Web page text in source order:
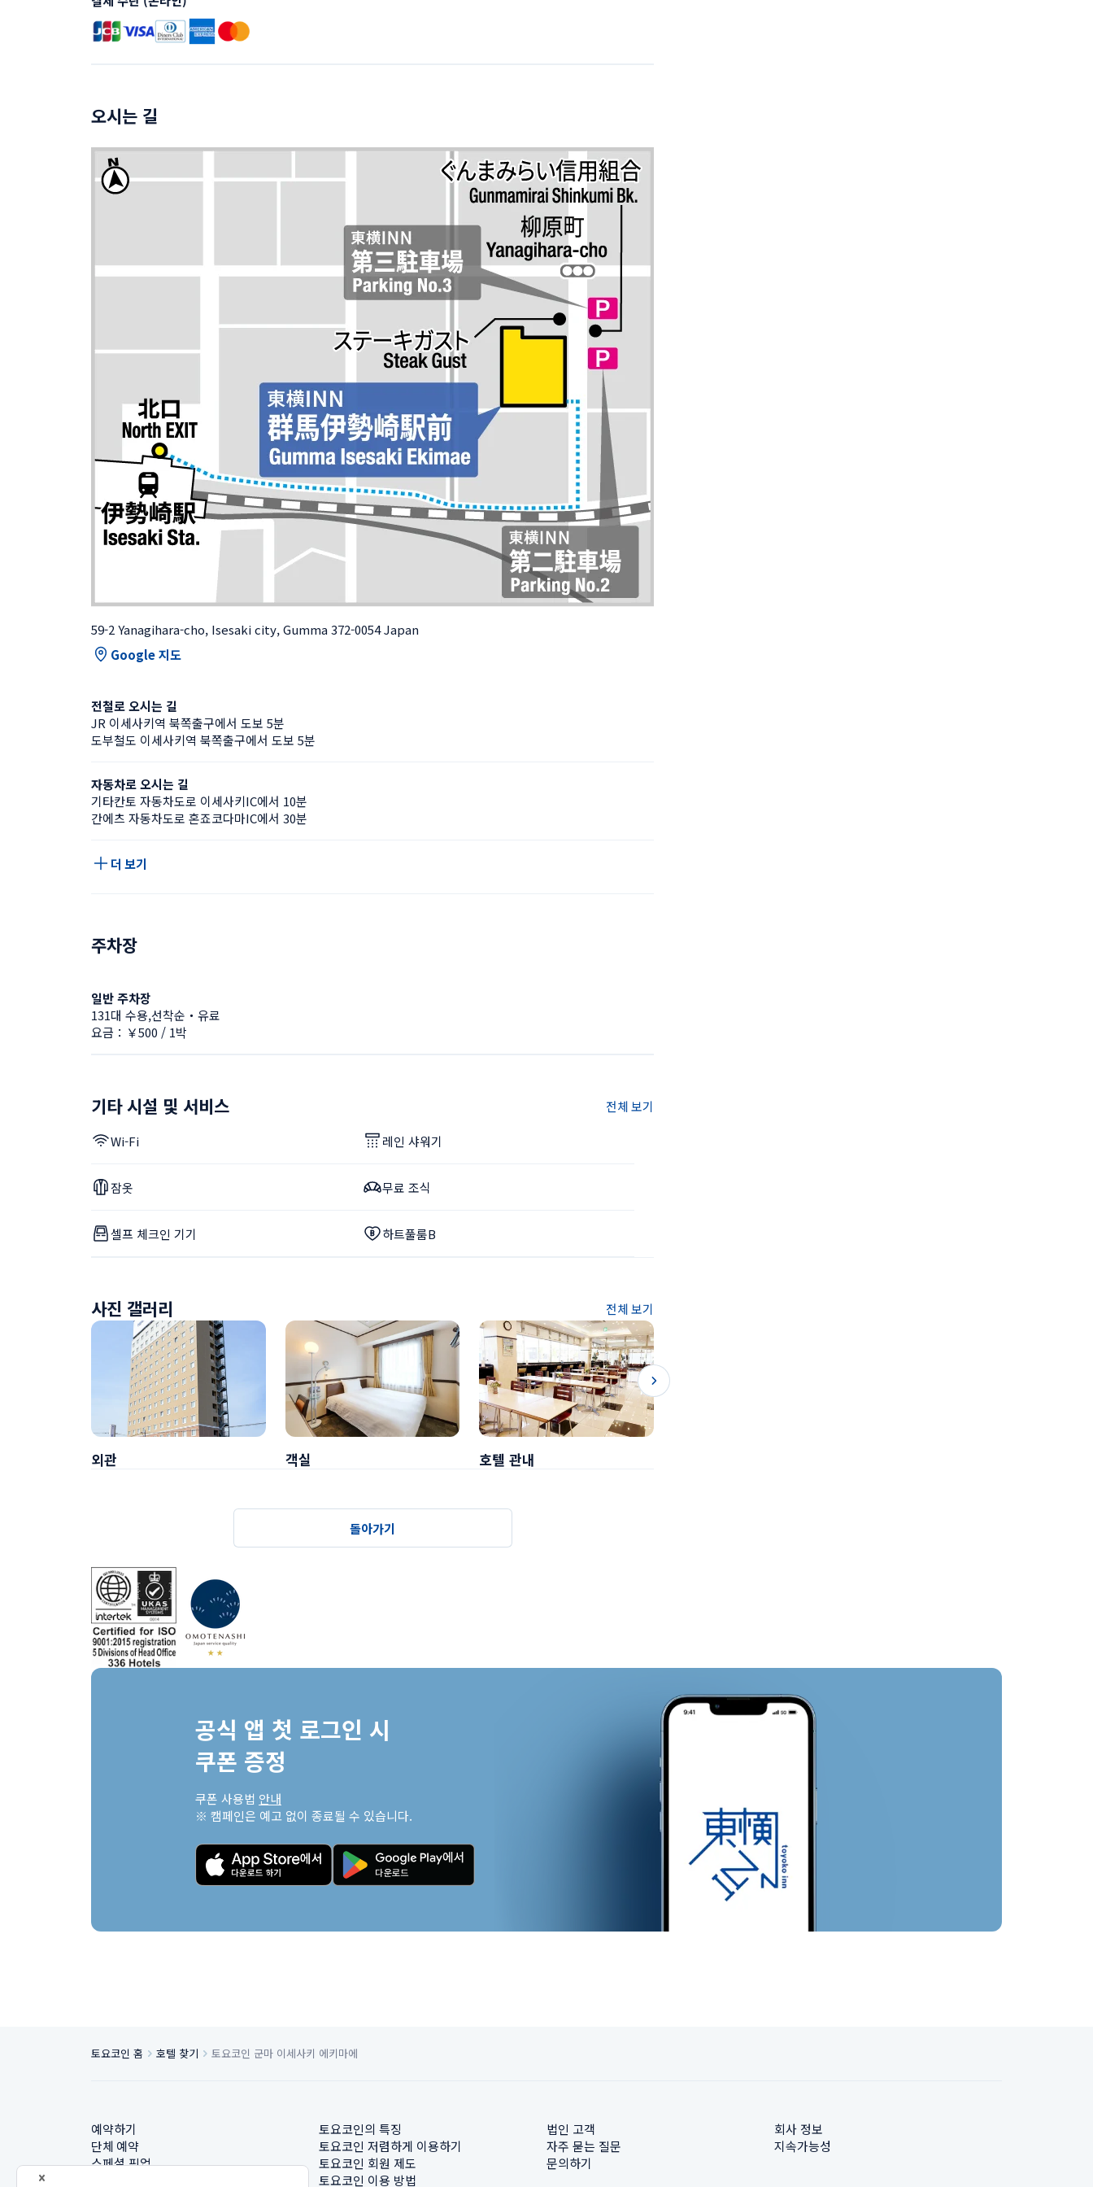
오시는 길
59-2 Yanagihara-cho, Isesaki city, Gumma 372-0054 Japan
Google 지도
전철로 오시는 길
JR 이세사키역 북쪽출구에서 도보 5분
도부철도 이세사키역 북쪽출구에서 도보 5분
자동차로 오시는 길
기타칸토 자동차도로 이세사키IC에서 10분
간에츠 자동차도로 혼죠코다마IC에서 30분
더 보기
주차장
일반 주차장
131대 수용,선착순・유료
요금：￥500 / 1박
기타 시설 및 서비스 전체 보기
Wi-Fi 레인 샤워기
잠옷 무료 조식
셀프 체크인 기기 하트풀룸B
사진 갤러리 전체 보기
외관 객실 호텔 관내
돌아가기
공식 앱 첫 로그인 시
쿠폰 증정
쿠폰 사용법 안내
※ 캠페인은 예고 없이 종료될 수 있습니다.
토요코인 홈 호텔 찾기 토요코인 군마 이세사키 에키마에
예약하기
단체 예약
스페셜 픽업
토요코인의 특징
토요코인 저렴하게 이용하기
토요코인 회원 제도
토요코인 이용 방법
법인 고객
자주 묻는 질문
문의하기
회사 정보
지속가능성